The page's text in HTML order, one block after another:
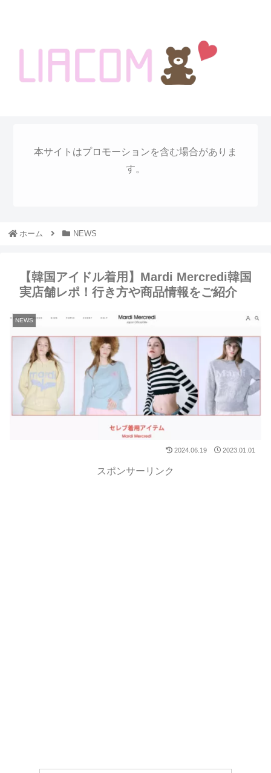
本サイトはプロモーションを含む場合がありま
す。
ホーム NEWS
【韓国アイドル着用】Mardi Mercredi韓国
実店舗レポ！行き方や商品情報をご紹介
NEWS
2024.06.19 2023.01.01
スポンサーリンク